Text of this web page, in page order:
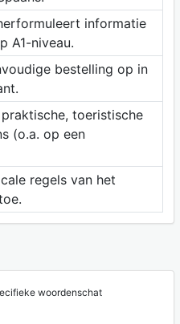
informatie
A1-niveau.
bestelling op in
toeristische
(o.a. op een
regels van het
woordenschat